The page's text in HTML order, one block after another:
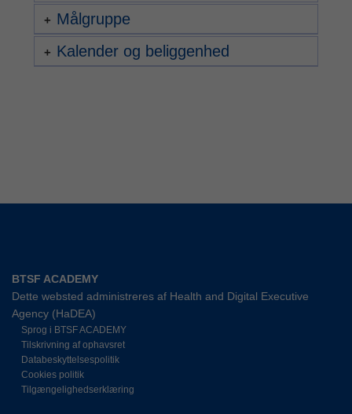
Målgruppe
Kalender og beliggenhed
BTSF ACADEMY
Dette websted administreres af Health and Digital Executive
Agency (HaDEA)
Sprog i BTSF ACADEMY
Tilskrivning af ophavsret
Databeskyttelsespolitik
Cookies politik
Tilgængelighedserklæring